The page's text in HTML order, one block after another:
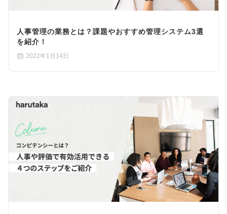
人事管理の業務とは？課題やおすすめ管理システム3選
を紹介！
2022年1月14日